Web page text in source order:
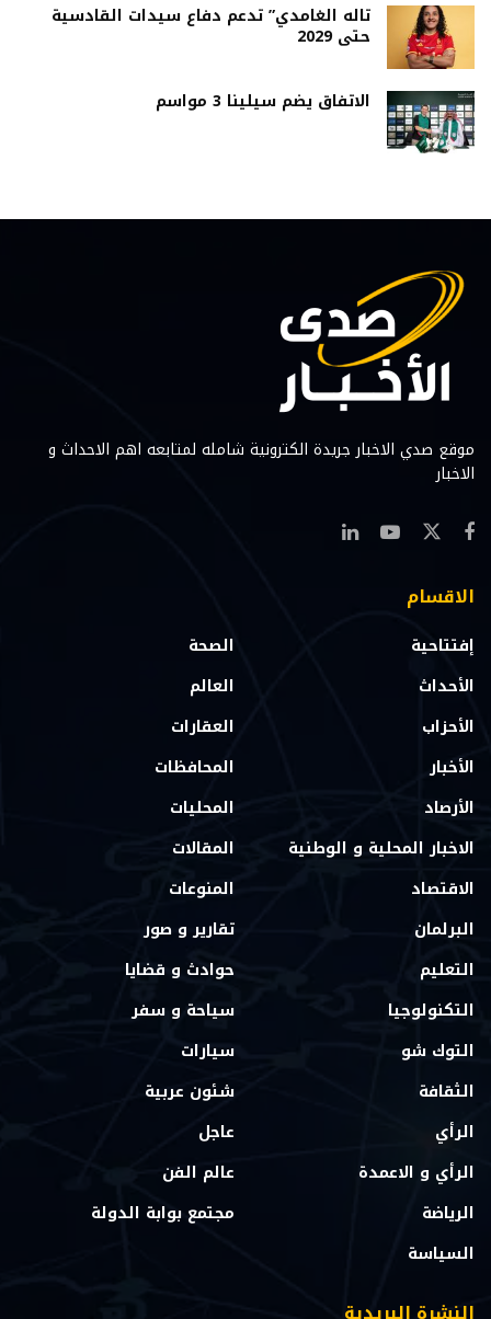
تاله الغامدي” تدعم دفاع سيدات القادسية
حتى 2029
الاتفاق يضم سيلينا 3 مواسم
موقع صدي الاخبار جريدة الكترونية شامله لمتابعه اهم الاحداث و
الاخبار
الاقسام
إفتتاحية
الأحداث
الأحزاب
الأخبار
الأرصاد
الاخبار المحلية و الوطنية
الاقتصاد
البرلمان
التعليم
التكنولوجيا
التوك شو
الثقافة
الرأي
الرأي و الاعمدة
الرياضة
السياسة
الصحة
العالم
العقارات
المحافظات
المحليات
المقالات
المنوعات
تقارير و صور
حوادث و قضايا
سياحة و سفر
سيارات
شئون عربية
عاجل
عالم الفن
مجتمع بوابة الدولة